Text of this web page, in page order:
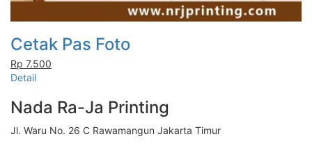
Cetak Pas Foto
Rp 7.500
Detail
Nada Ra-Ja Printing
Jl. Waru No. 26 C Rawamangun Jakarta Timur